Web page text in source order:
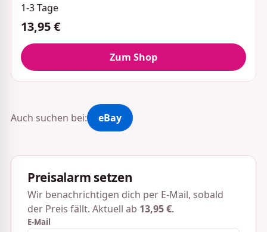
1-3 Tage
13,95 €
Zum Shop
Auch suchen bei: eBay
Preisalarm setzen
Wir benachrichtigen dich per E-Mail, sobald
der Preis fällt. Aktuell ab 13,95 €.
E-Mail